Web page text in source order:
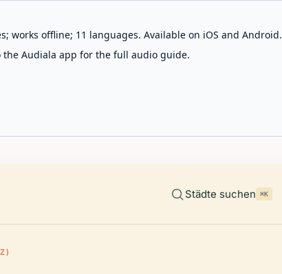
works offline; 11 languages. Available on iOS and Android.
the Audiala app for the full audio guide.
Städte suchen ⌘K